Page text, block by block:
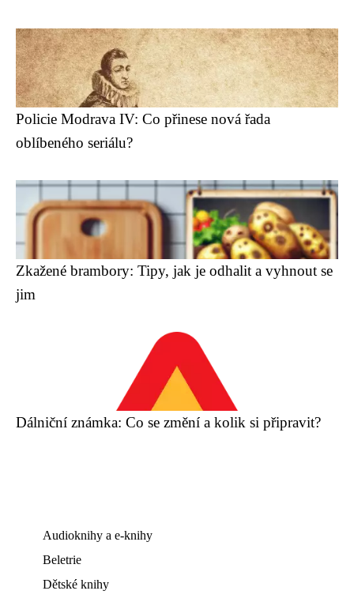
Policie Modrava IV: Co přinese nová řada
oblíbeného seriálu?
Zkažené brambory: Tipy, jak je odhalit a vyhnout se
jim
Dálniční známka: Co se změní a kolik si připravit?
Audioknihy a e-knihy
Beletrie
Dětské knihy